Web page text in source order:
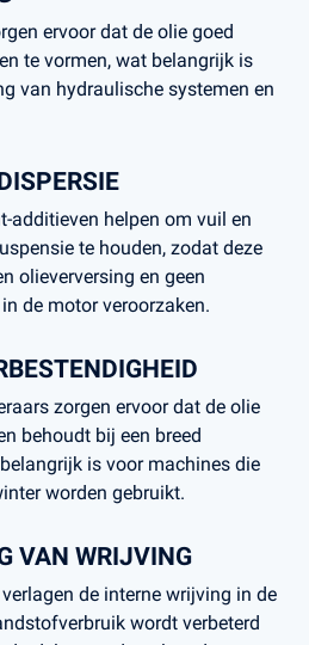
ervoor dat de olie goed
te vormen, wat belangrijk is
van hydraulische systemen en
additieven helpen om vuil en
te houden, zodat deze
olieverversing en geen
de motor veroorzaken.
zorgen ervoor dat de olie
behoudt bij een breed
is voor machines die
worden gebruikt.
VAN WRIJVING
de interne wrijving in de
wordt verbeterd